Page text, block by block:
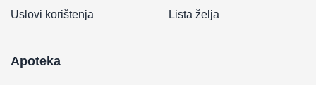
Uslovi korištenja Lista želja
Apoteka